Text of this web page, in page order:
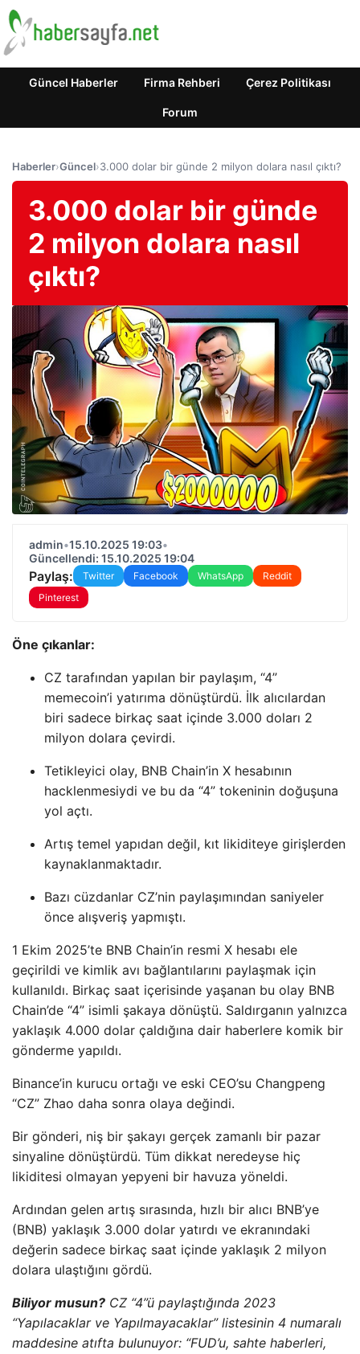
Güncel Haberler Firma Rehberi Çerez Politikası
Forum
Haberler›Güncel›3.000 dolar bir günde 2 milyon dolara nasıl çıktı?
3.000 dolar bir günde
2 milyon dolara nasıl
çıktı?
admin•15.10.2025 19:03•
Güncellendi: 15.10.2025 19:04
Paylaş: Twitter Facebook WhatsApp
Reddit
Pinterest
Öne çıkanlar:
CZ tarafından yapılan bir paylaşım, “4”
memecoin’i yatırıma dönüştürdü. İlk alıcılardan
biri sadece birkaç saat içinde 3.000 doları 2
milyon dolara çevirdi.
Tetikleyici olay, BNB Chain’in X hesabının
hacklenmesiydi ve bu da “4” tokeninin doğuşuna
yol açtı.
Artış temel yapıdan değil, kıt likiditeye girişlerden
kaynaklanmaktadır.
Bazı cüzdanlar CZ’nin paylaşımından saniyeler
önce alışveriş yapmıştı.
1 Ekim 2025’te BNB Chain’in resmi X hesabı ele
geçirildi ve kimlik avı bağlantılarını paylaşmak için
kullanıldı. Birkaç saat içerisinde yaşanan bu olay BNB
Chain’de “4” isimli şakaya dönüştü. Saldırganın yalnızca
yaklaşık 4.000 dolar çaldığına dair haberlere komik bir
gönderme yapıldı.
Binance’in kurucu ortağı ve eski CEO’su Changpeng
“CZ” Zhao daha sonra olaya değindi.
Bir gönderi, niş bir şakayı gerçek zamanlı bir pazar
sinyaline dönüştürdü. Tüm dikkat neredeyse hiç
likiditesi olmayan yepyeni bir havuza yöneldi.
Ardından gelen artış sırasında, hızlı bir alıcı BNB’ye
(BNB) yaklaşık 3.000 dolar yatırdı ve ekranındaki
değerin sadece birkaç saat içinde yaklaşık 2 milyon
dolara ulaştığını gördü.
Biliyor musun? CZ “4”ü paylaştığında 2023
“Yapılacaklar ve Yapılmayacaklar” listesinin 4 numaralı
maddesine atıfta bulunuyor: “FUD’u, sahte haberleri,